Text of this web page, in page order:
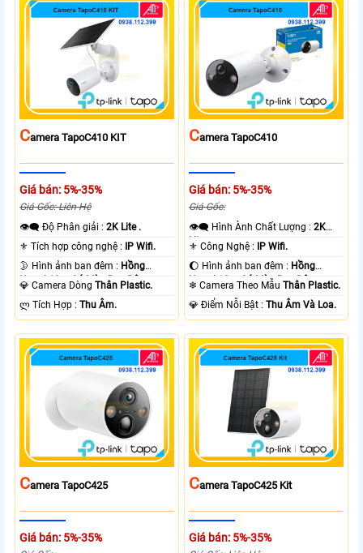
CAmera TapoC410 KIT
Giá bán: 5%-35%
Giá Gốc: Liên Hệ
👁️‍🗨 Độ Phân giải :2K Lite .
⚜️ Tích hợp công nghệ :
IP Wifi.
🌛 Hình ảnh ban đêm : Hồng
Ngoại 10m Có Màu Ban Ðêm.
💎 Camera DòngThân Plastic.
️ლ Tích Hợp :Thu Âm.
CAmera TapoC410
Giá bán: 5%-35%
Giá Gốc:
👁️‍🗨 Hình Ành Chất Lượng :2K
Lite .
⚜️ Công Nghệ :
IP Wifi.
🌔 Hình ảnh ban đêm : Hồng
Ngoại 10m Có Màu Ban Ðêm.
❄ Camera Theo MẫuThân Plastic.
️💎 Điểm Nỗi Bật :Thu Âm Và Loa.
CAmera TapoC425
Giá bán: 5%-35%
CAmera TapoC425 Kit
Giá bán: 5%-35%